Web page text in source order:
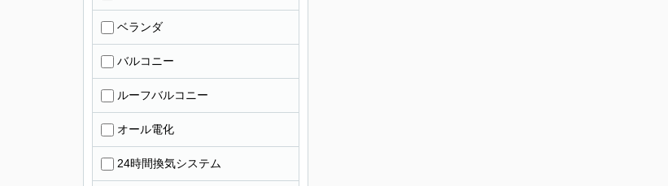
ベランダ
バルコニー
ルーフバルコニー
オール電化
24時間換気システム